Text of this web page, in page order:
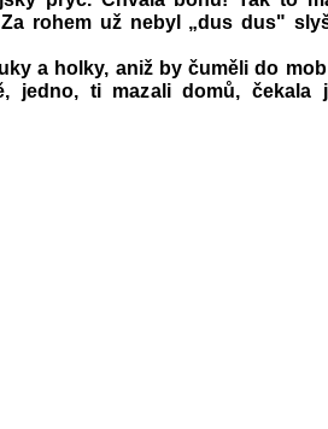
rohem už nebyl „dus dus"
a holky, aniž by čuměli do
jedno, ti mazali domů, čekala